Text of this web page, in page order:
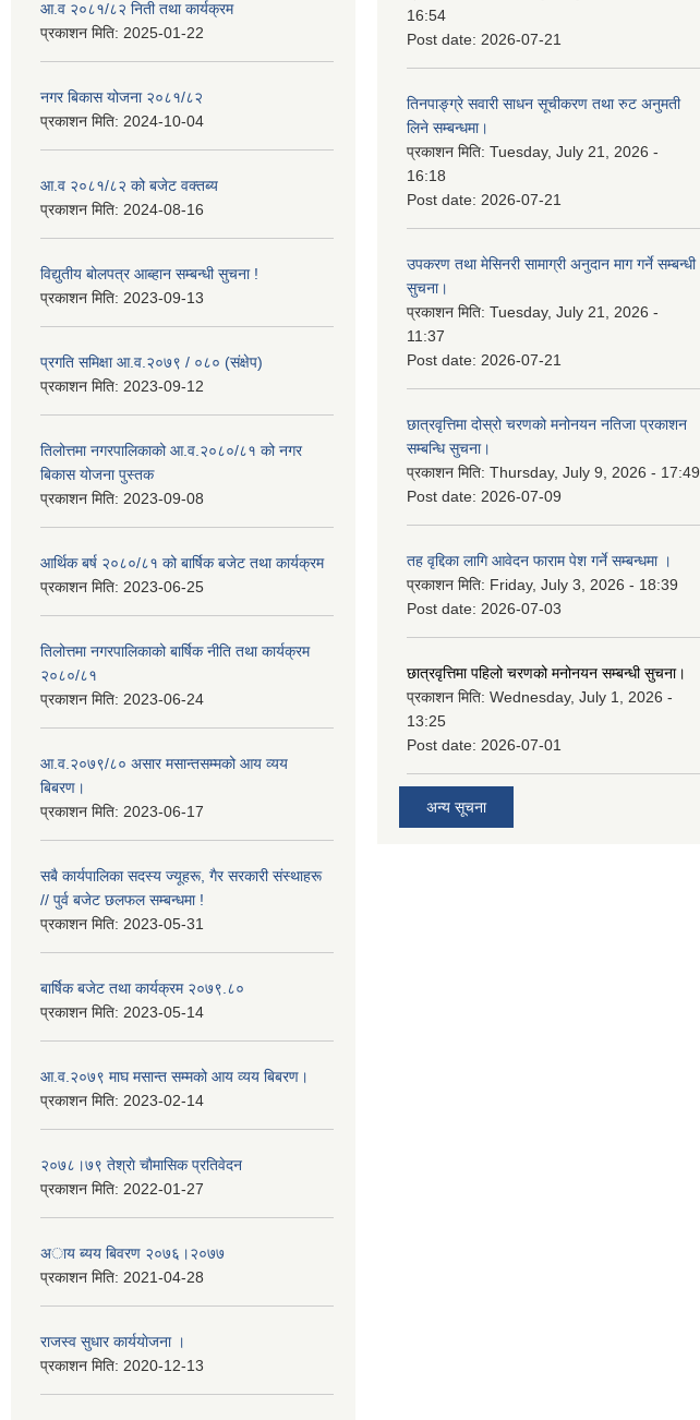
आ.व २०८१/८२ निती तथा कार्यक्रम
प्रकाशन मिति: 2025-01-22
नगर बिकास योजना २०८१/८२
प्रकाशन मिति: 2024-10-04
आ.व २०८१/८२ को बजेट वक्तब्य
प्रकाशन मिति: 2024-08-16
विद्युतीय बोलपत्र आब्हान सम्बन्धी सुचना !
प्रकाशन मिति: 2023-09-13
प्रगति समिक्षा आ.व.२०७९ / ०८० (संक्षेप)
प्रकाशन मिति: 2023-09-12
तिलोत्तमा नगरपालिकाको आ.व.२०८०/८१ को नगर
बिकास योजना पुस्तक
प्रकाशन मिति: 2023-09-08
आर्थिक बर्ष २०८०/८१ को बार्षिक बजेट तथा कार्यक्रम
प्रकाशन मिति: 2023-06-25
तिलोत्तमा नगरपालिकाको बार्षिक नीति तथा कार्यक्रम
२०८०/८१
प्रकाशन मिति: 2023-06-24
आ.व.२०७९/८० असार मसान्तसम्मको आय व्यय
बिबरण।
प्रकाशन मिति: 2023-06-17
सबै कार्यपालिका सदस्य ज्यूहरू, गैर सरकारी संस्थाहरू
// पुर्व बजेट छलफल सम्बन्धमा !
प्रकाशन मिति: 2023-05-31
बार्षिक बजेट तथा कार्यक्रम २०७९.८०
प्रकाशन मिति: 2023-05-14
आ.व.२०७९ माघ मसान्त सम्मको आय व्यय बिबरण।
प्रकाशन मिति: 2023-02-14
२०७८।७९ तेश्राे चाैमासिक प्रतिवेदन
प्रकाशन मिति: 2022-01-27
अाय ब्यय बिवरण २०७६।२०७७
प्रकाशन मिति: 2021-04-28
राजस्व सुधार कार्ययाेजना ।
प्रकाशन मिति: 2020-12-13
16:54
Post date: 2026-07-21
तिनपाङ्ग्रे सवारी साधन सूचीकरण तथा रुट अनुमती
लिने सम्बन्धमा।
प्रकाशन मिति: Tuesday, July 21, 2026 -
16:18
Post date: 2026-07-21
उपकरण तथा मेसिनरी सामाग्री अनुदान माग गर्ने सम्बन्धी
सुचना।
प्रकाशन मिति: Tuesday, July 21, 2026 -
11:37
Post date: 2026-07-21
छात्रवृत्तिमा दोस्रो चरणको मनोनयन नतिजा प्रकाशन
सम्बन्धि सुचना।
प्रकाशन मिति: Thursday, July 9, 2026 - 17:49
Post date: 2026-07-09
तह वृद्दिका लागि आवेदन फाराम पेश गर्ने सम्बन्धमा ।
प्रकाशन मिति: Friday, July 3, 2026 - 18:39
Post date: 2026-07-03
छात्रवृत्तिमा पहिलो चरणको मनोनयन सम्बन्धी सुचना।
प्रकाशन मिति: Wednesday, July 1, 2026 -
13:25
Post date: 2026-07-01
अन्य सूचना